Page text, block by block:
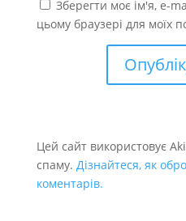
Зберегти моє ім'я, e-
цьому браузері для моїх
Цей сайт використовує
спаму. Дізнайтеся, як
коментарів.